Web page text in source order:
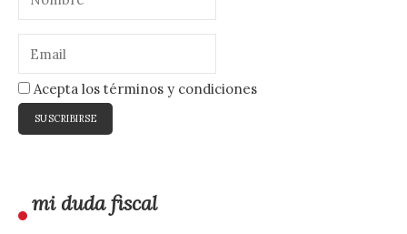
Acepta los términos y condiciones
mi duda fiscal